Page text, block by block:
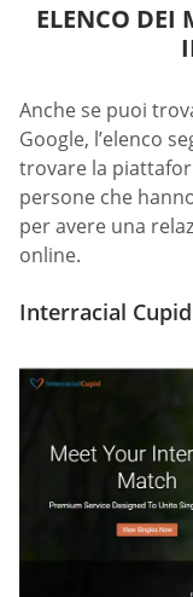
ELENCO DEI
Anche se puoi
Google, l’elenco
trovare la
persone che
per avere una
online.
Interracial Cupid